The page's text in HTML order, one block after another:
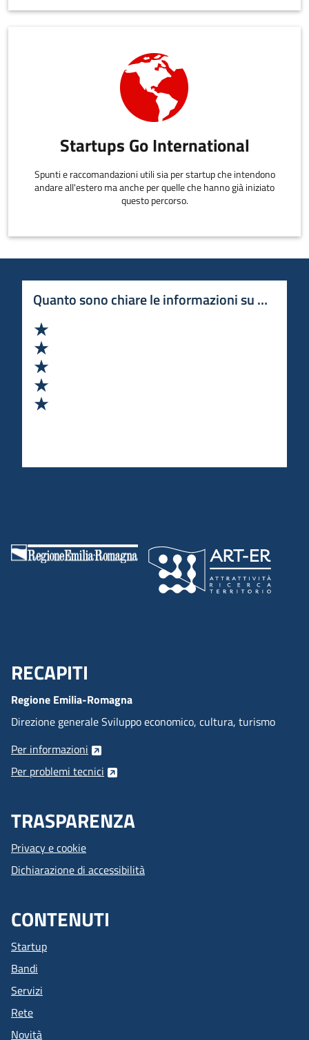
Startups Go International
Spunti e raccomandazioni utili sia per startup che intendono
andare all'estero ma anche per quelle che hanno già iniziato
questo percorso.
Quanto sono chiare le informazioni su questa
Menu Footer
RECAPITI
Regione Emilia-Romagna
Direzione generale Sviluppo economico, cultura, turismo
Per informazioni
Per problemi tecnici
TRASPARENZA
Privacy e cookie
Dichiarazione di accessibilità
CONTENUTI
Startup
Bandi
Servizi
Rete
Novità